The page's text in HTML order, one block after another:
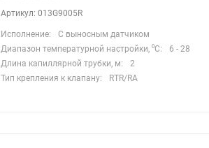
Артикул: 013G9005R
Исполнение:
С выносным датчиком
Диапазон температурной настройки, ⁰С:
6 - 28
Длина капиллярной трубки, м:
2
Тип крепления к клапану:
RTR/RA